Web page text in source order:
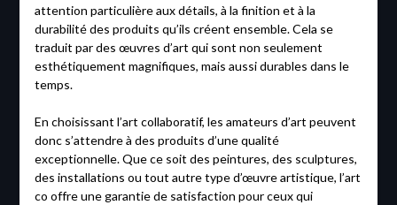
attention particulière aux détails, à la finition et à la
durabilité des produits qu’ils créent ensemble. Cela se
traduit par des œuvres d’art qui sont non seulement
esthétiquement magnifiques, mais aussi durables dans le
temps.
En choisissant l’art collaboratif, les amateurs d’art peuvent
donc s’attendre à des produits d’une qualité
exceptionnelle. Que ce soit des peintures, des sculptures,
des installations ou tout autre type d’œuvre artistique, l’art
co offre une garantie de satisfaction pour ceux qui